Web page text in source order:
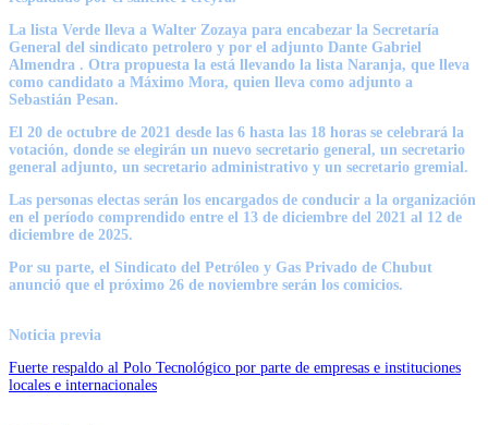
La lista Verde lleva a Walter Zozaya para encabezar la Secretaría
General del sindicato petrolero y por el adjunto Dante Gabriel
Almendra . Otra propuesta la está llevando la lista Naranja, que lleva
como candidato a Máximo Mora, quien lleva como adjunto a
Sebastián Pesan.
El 20 de octubre de 2021 desde las 6 hasta las 18 horas se celebrará la
votación, donde se elegirán un nuevo secretario general, un secretario
general adjunto, un secretario administrativo y un secretario gremial.
Las personas electas serán los encargados de conducir a la organización
en el período comprendido entre el 13 de diciembre del 2021 al 12 de
diciembre de 2025.
Por su parte, el Sindicato del Petróleo y Gas Privado de Chubut
anunció que el próximo 26 de noviembre serán los comicios.
Noticia previa
Fuerte respaldo al Polo Tecnológico por parte de empresas e instituciones
locales e internacionales